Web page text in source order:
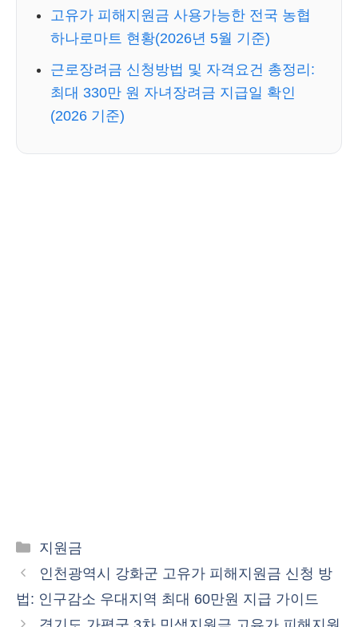
고유가 피해지원금 사용가능한 전국 농협
하나로마트 현황(2026년 5월 기준)
근로장려금 신청방법 및 자격요건 총정리:
최대 330만 원 자녀장려금 지급일 확인
(2026 기준)
카
테
리
지원금
인천광역시 강화군 고유가 피해지원금 신청 방
법: 인구감소 우대지역 최대 60만원 지급 가이드